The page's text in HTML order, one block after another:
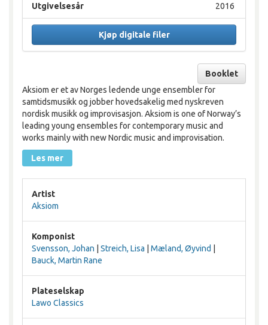
2016
Utgivelsesår
Kjøp digitale filer
Booklet
Aksiom er et av Norges ledende unge ensembler for
samtidsmusikk og jobber hovedsakelig med nyskreven
nordisk musikk og improvisasjon. Aksiom is one of Norway’s
leading young ensembles for contemporary music and
works mainly with new Nordic music and improvisation.
Les mer
Artist
Aksiom
Komponist
Svensson, Johan
Streich, Lisa Mæland, Øyvind
Bauck, Martin Rane
Plateselskap
Lawo Classics